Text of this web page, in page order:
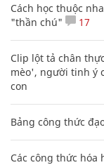
Cách học thuộc
"thần chú"
17
Clip lột tả chân
mèo', người tinh ý
con
Bảng công thức
Các công thức hóa